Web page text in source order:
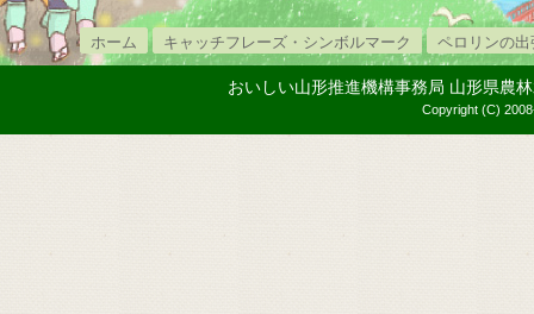
ホーム キャッチフレーズ・シンボルマーク ペロリンの
おいしい山形推進機構事務局 山形県
Copyright (C)